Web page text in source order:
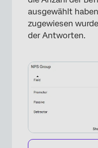
ausgewählt
zugewiesen
der Antworten.